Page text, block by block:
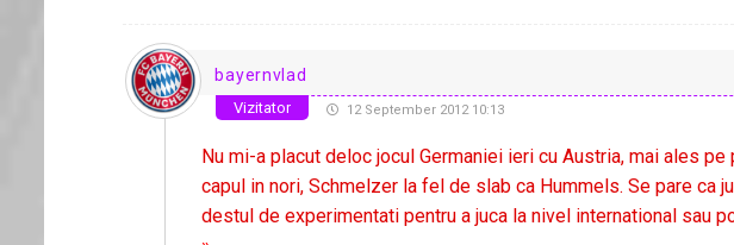
bayernvlad
Vizitator 12 September 2012 10:13
Nu mi-a placut deloc jocul Germaniei ieri cu Austria, mai ales
capul in nori, Schmelzer la fel de slab ca Hummels. Se pare ca
destul de experimentati pentru a juca la nivel international sau